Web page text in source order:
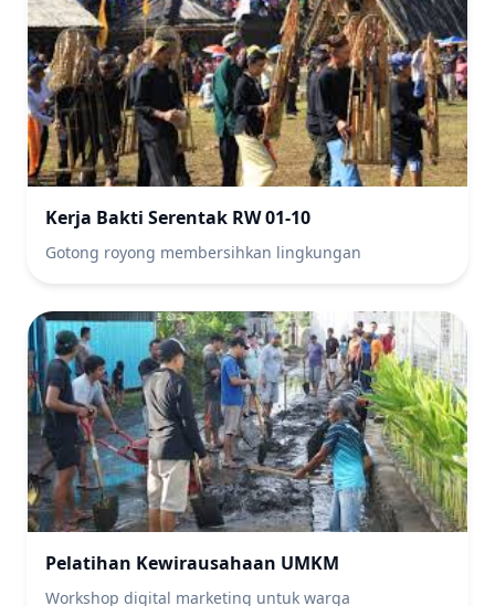
Kerja Bakti Serentak RW 01-10
Gotong royong membersihkan lingkungan
Pelatihan Kewirausahaan UMKM
Workshop digital marketing untuk warga